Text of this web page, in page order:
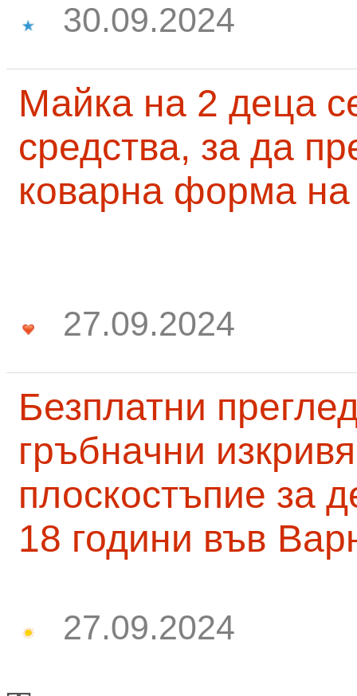
30.09.2024
Майка на 2 деца
средства, за да
коварна форма на
27.09.2024
Безплатни
гръбначни
плоскостъпие за
18 години във
27.09.2024